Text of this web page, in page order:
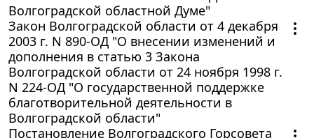
Волгоградской областной Думе"
Закон Волгоградской области от 4 декабря
2003 г. N 890-ОД "О внесении изменений и
дополнения в статью 3 Закона
Волгоградской области от 24 ноября 1998 г.
N 224-ОД "О государственной поддержке
благотворительной деятельности в
Волгоградской области"
Постановление Волгоградского Горсовета